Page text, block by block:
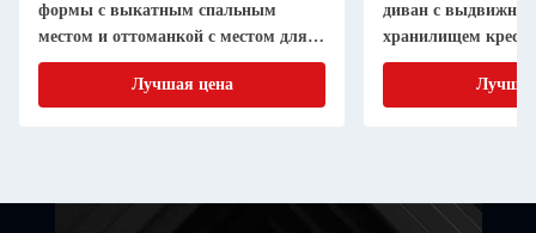
формы с выкатным спальным
местом и оттоманкой с местом для
хранения, серая ткань шерпа
Лучшая цена
диван с
хранилищем
ткань